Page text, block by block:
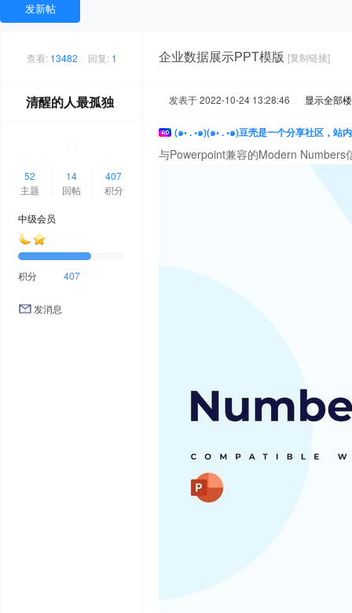
发新帖
查看: 13482 回复: 1 企业数据展示PPT模版 [复制链接]
清醒的人最孤独
52
主题
14
回帖
407
积分
中级会员
积分 407
发消息
发表于 2022-10-24 13:28:46 显示全部
(๑• . •๑)(๑• . •๑)豆壳是一个分享社区，站
与Powerpoint兼容的Modern Numbers